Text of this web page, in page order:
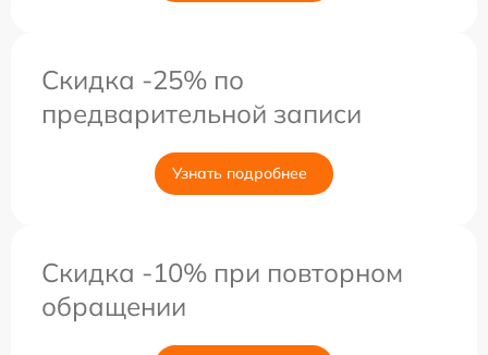
Скидка -25% по
предварительной записи
Узнать подробнее
Скидка -10% при повторном
обращении